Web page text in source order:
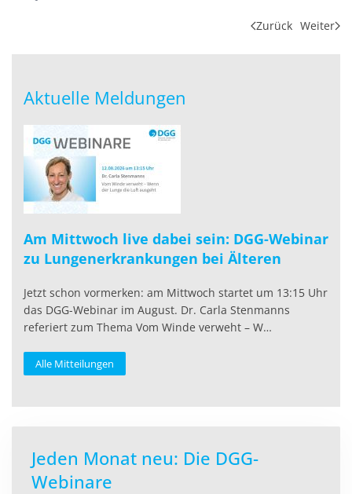
Zurück Weiter
Aktuelle Meldungen
Am Mittwoch live dabei sein: DGG-Webinar
zu Lungenerkrankungen bei Älteren
Jetzt schon vormerken: am Mittwoch startet um 13:15 Uhr
das DGG-Webinar im August. Dr. Carla Stenmanns
referiert zum Thema Vom Winde verweht – W…
Alle Mitteilungen
Jeden Monat neu: Die DGG-
Webinare